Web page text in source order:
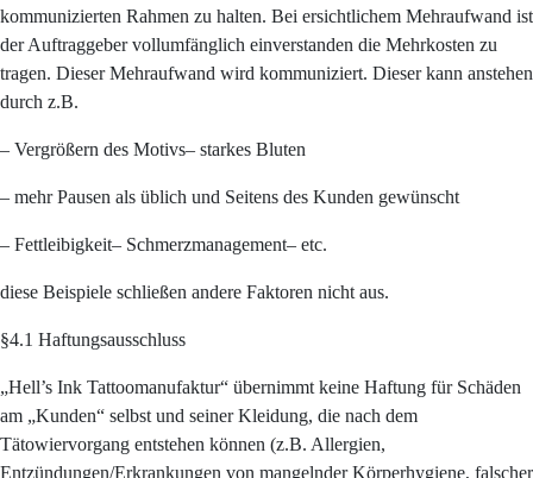
kommunizierten Rahmen zu halten. Bei ersichtlichem Mehraufwand ist
der Auftraggeber vollumfänglich einverstanden die Mehrkosten zu
tragen. Dieser Mehraufwand wird kommuniziert. Dieser kann anstehen
durch z.B.
– Vergrößern des Motivs– starkes Bluten
– mehr Pausen als üblich und Seitens des Kunden gewünscht
– Fettleibigkeit– Schmerzmanagement– etc.
diese Beispiele schließen andere Faktoren nicht aus.
§4.1 Haftungsausschluss
„Hell’s Ink Tattoomanufaktur“ übernimmt keine Haftung für Schäden
am „Kunden“ selbst und seiner Kleidung, die nach dem
Tätowiervorgang entstehen können (z.B. Allergien,
Entzündungen/Erkrankungen von mangelnder Körperhygiene, falscher